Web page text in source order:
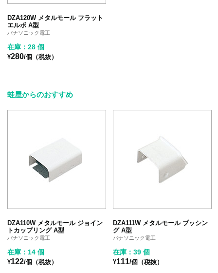
DZA120W メタルモール フラット
エルボ A型
パナソニック電工
在庫：28 個
¥280/個（税抜）
蛙屋からのおすすめ
DZA110W メタルモール ジョイン
トカップリング A型
パナソニック電工
在庫：14 個
¥122/個（税抜）
DZA111W メタルモール ブッシン
グ A型
パナソニック電工
在庫：39 個
¥111/個（税抜）